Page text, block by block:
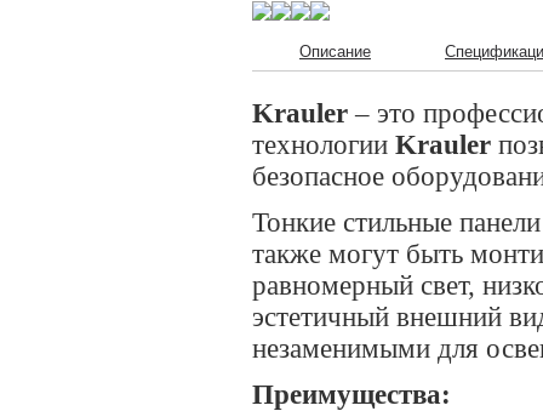
Описание
Krauler – это
технологии Krauler
безопасное
Тонкие стильные
также могут быть
равномерный свет,
эстетичный внешний
незаменимыми для
Преимущества: